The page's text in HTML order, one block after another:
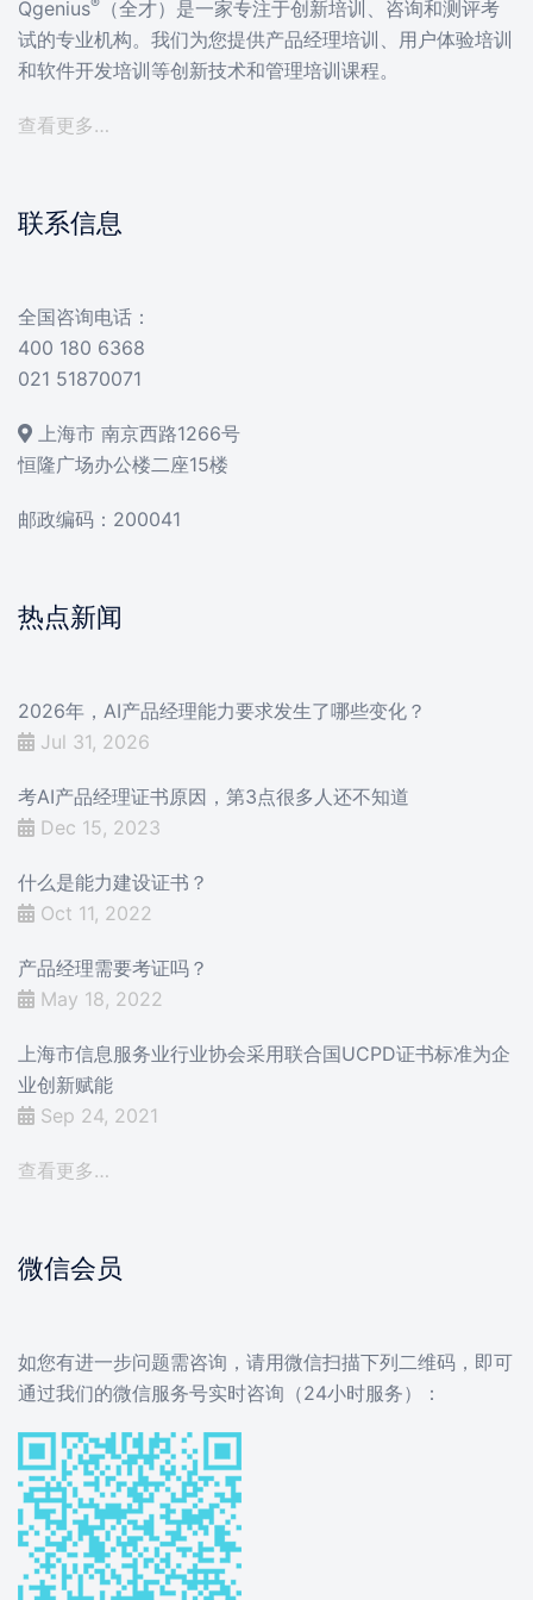
Qgenius
（全才）是一家专注于创新培训、咨询和测评考
试的专业机构。我们为您提供产品经理培训、用户体验培训
和软件开发培训等创新技术和管理培训课程。
查看更多…
联系信息
全国咨询电话：
400 180 6368
021 51870071
上海市 南京西路1266号
恒隆广场办公楼二座15楼
邮政编码：200041
热点新闻
2026年，AI产品经理能力要求发生了哪些变化？
Jul 31, 2026
考AI产品经理证书原因，第3点很多人还不知道
Dec 15, 2023
什么是能力建设证书？
Oct 11, 2022
产品经理需要考证吗？
May 18, 2022
上海市信息服务业行业协会采用联合国UCPD证书标准为企
业创新赋能
Sep 24, 2021
查看更多…
微信会员
如您有进一步问题需咨询，请用微信扫描下列二维码，即可
通过我们的微信服务号实时咨询（24小时服务）：